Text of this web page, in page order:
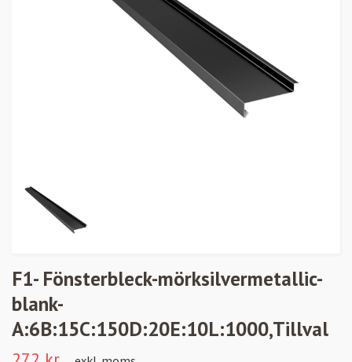
F1- Fönsterbleck-mörksilvermetallic-
blank-
A:6B:15C:150D:20E:10L:1000,Tillval